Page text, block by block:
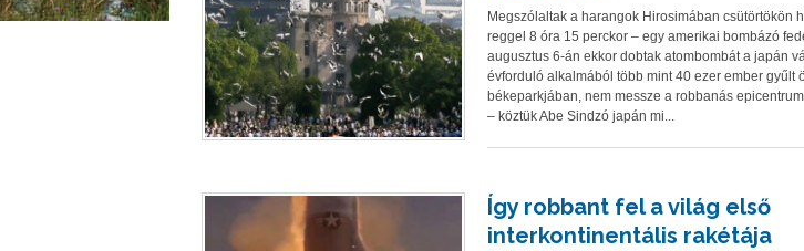
Megszólaltak a harangok Hirosimában csütörtökön
reggel 8 óra 15 perckor – egy amerikai bombázó
augusztus 6-án ekkor dobtak atombombát a japán
évforduló alkalmából több mint 40 ezer ember gyűlt
békeparkjában, nem messze a robbanás
– köztük Abe Sindzó japán mi...
Így robbant fel a világ első
interkontinentális rakétája